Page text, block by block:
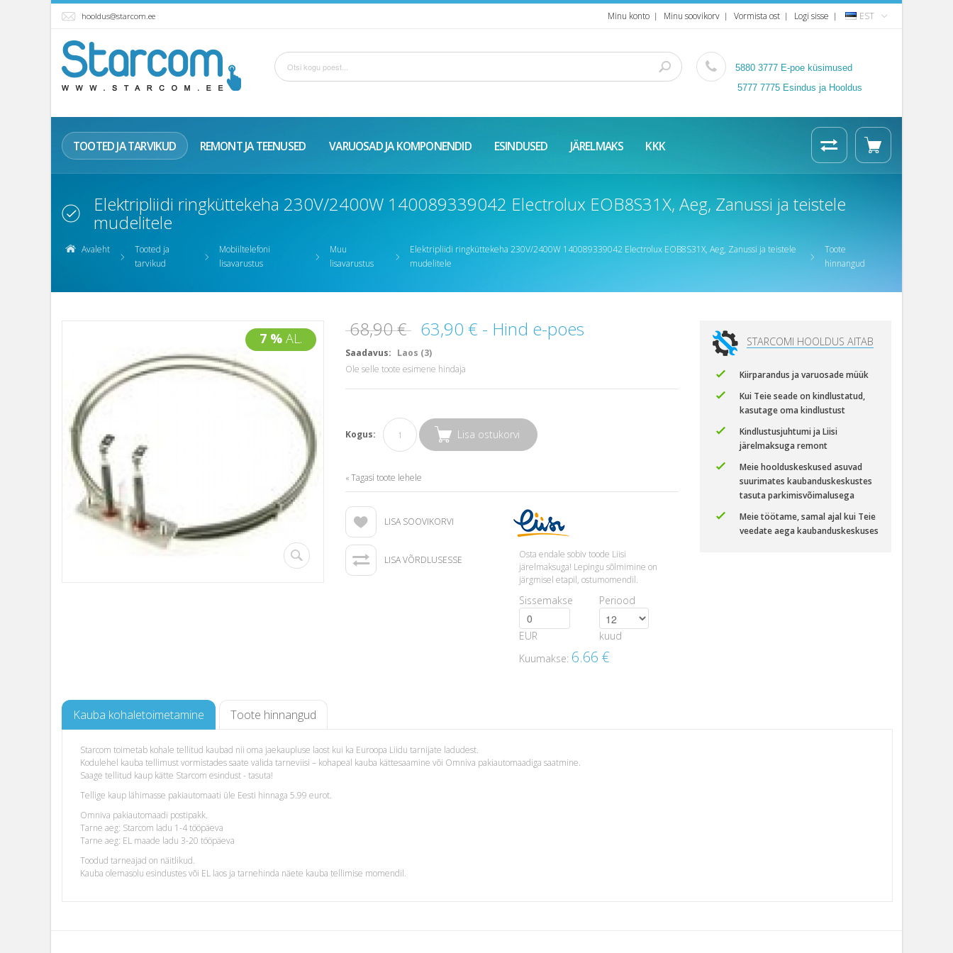
hooldus@starcom.ee Minu konto Minu soovikorv Vormista ost Logi sisse EST
5880 3777 E-poe küsimused
5777 7775 Esindus ja Hooldus
TOOTED JA TARVIKUD REMONT JA TEENUSED VARUOSAD JA KOMPONENDID ESINDUSED JÄRELMAKS KKK
Elektripliidi ringküttekeha 230V/2400W 140089339042 Electrolux EOB8S31X, Aeg, Zanussi ja teistele
mudelitele
Avaleht
Tooted ja
tarvikud
Mobiiltelefoni
lisavarustus
Muu
lisavarustus
Elektripliidi ringküttekeha 230V/2400W 140089339042 Electrolux EOB8S31X, Aeg, Zanussi ja teistele
mudelitele
Toote
hinnangud
7 % AL. 68,90 € 63,90 € - Hind e-poes
Saadavus: Laos (3)
Ole selle toote esimene hindaja
Kogus: Lisa ostukorvi
« Tagasi toote lehele
LISA SOOVIKORVI
LISA VÕRDLUSESSE
Osta endale sobiv toode Liisi
järelmaksuga! Lepingu sõlmimine on
järgmisel etapil, ostumomendil.
Sissemakse
EUR
Periood
kuud
Kuumakse: 6.66 €
STARCOMI HOOLDUS AITAB
Kiirparandus ja varuosade müük
Kui Teie seade on kindlustatud,
kasutage oma kindlustust
Kindlustusjuhtumi ja Liisi
järelmaksuga remont
Meie hoolduskeskused asuvad
suurimates kaubanduskeskustes
tasuta parkimisvõimalusega
Meie töötame, samal ajal kui Teie
veedate aega kaubanduskeskuses
Kauba kohaletoimetamine Toote hinnangud
Starcom toimetab kohale tellitud kaubad nii oma jaekaupluse laost kui ka Euroopa Liidu tarnijate ladudest.
Kodulehel kauba tellimust vormistades saate valida tarneviisi – kohapeal kauba kättesaamine või Omniva pakiautomaadiga saatmine.
Saage tellitud kaup kätte Starcom esindust - tasuta!
Tellige kaup lähimasse pakiautomaati üle Eesti hinnaga 5.99 eurot.
Omniva pakiautomaadi postipakk.
Tarne aeg: Starcom ladu 1-4 tööpäeva
Tarne aeg: EL maade ladu 3-20 tööpäeva
Toodud tarneajad on näitlikud.
Kauba olemasolu esindustes või EL laos ja tarnehinda näete kauba tellimise momendil.